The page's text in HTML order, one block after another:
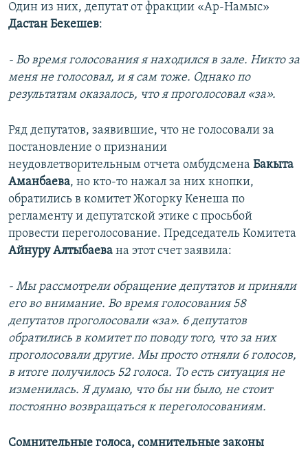
Один из них, депутат от фракции «Ар-Намыс»
Дастан Бекешев:
- Во время голосования я находился в зале. Никто за
меня не голосовал, и я сам тоже. Однако по
результатам оказалось, что я проголосовал «за».
Ряд депутатов, заявившие, что не голосовали за
постановление о признании
неудовлетворительным отчета омбудсмена Бакыта
Аманбаева, но кто-то нажал за них кнопки,
обратились в комитет Жогорку Кенеша по
регламенту и депутатской этике с просьбой
провести переголосование. Председатель Комитета
Айнуру Алтыбаева на этот счет заявила:
- Мы рассмотрели обращение депутатов и приняли
его во внимание. Во время голосования 58
депутатов проголосовали «за». 6 депутатов
обратились в комитет по поводу того, что за них
проголосовали другие. Мы просто отняли 6 голосов,
в итоге получилось 52 голоса. То есть ситуация не
изменилась. Я думаю, что бы ни было, не стоит
постоянно возвращаться к переголосованиям.
Сомнительные голоса, сомнительные законы